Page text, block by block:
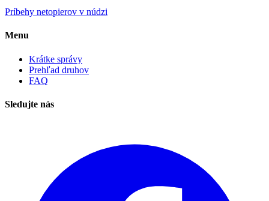
Príbehy netopierov v núdzi
Menu
Krátke správy
Prehľad druhov
FAQ
Sledujte nás